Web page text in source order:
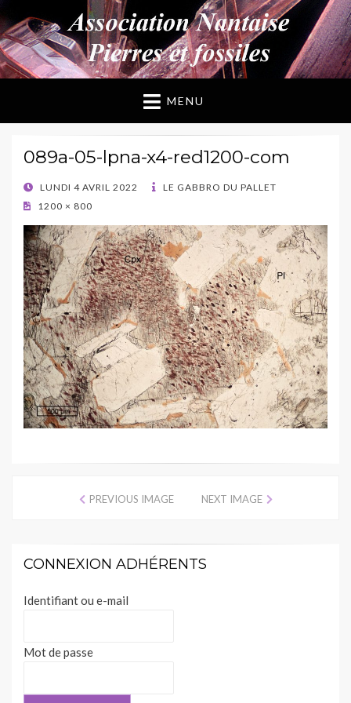
ANPF
Association Nantaise Pierres et Fossiles
MENU
089a-05-lpna-x4-red1200-com
POSTED
ON
LUNDI 4 AVRIL 2022
LE GABBRO DU PALLET
1200 × 800
PREVIOUS IMAGE NEXT IMAGE
CONNEXION ADHÉRENTS
Identifiant ou e-mail
Mot de passe